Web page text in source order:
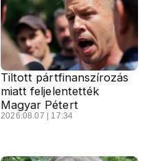
Tiltott pártfinanszírozás
miatt feljelentették
Magyar Pétert
2026.08.07 | 17:34